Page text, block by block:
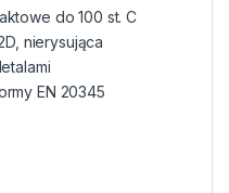
do 100 st. C
nierysująca
EN 20345